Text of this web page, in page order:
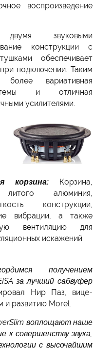
воспроизведение
звуковыми
конструкции с
обеспечивает
подключении. Таким
вариативная
и отличная
усилителями.
корзина: Корзина,
алюминия,
конструкции,
вибрации, а также
вентиляцию для
искажений.
получением
за лучший сабвуфер
Нир Паз, вице-
и развитию Morel.
воплощают наше
к совершенству звука,
с высочайшим